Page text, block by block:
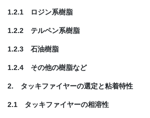
1.2.1 ロジン系樹脂
1.2.2 テルペン系樹脂
1.2.3 石油樹脂
1.2.4 その他の樹脂など
2. タッキファイヤーの選定と粘着特性
2.1 タッキファイヤーの相溶性